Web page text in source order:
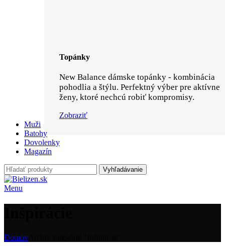
Topánky
New Balance dámske topánky - kombinácia
pohodlia a štýlu. Perfektný výber pre aktívne
ženy, ktoré nechcú robiť kompromisy.
Zobraziť
Muži
Batohy
Dovolenky
Magazín
Vyhľadávanie
Menu
Domov